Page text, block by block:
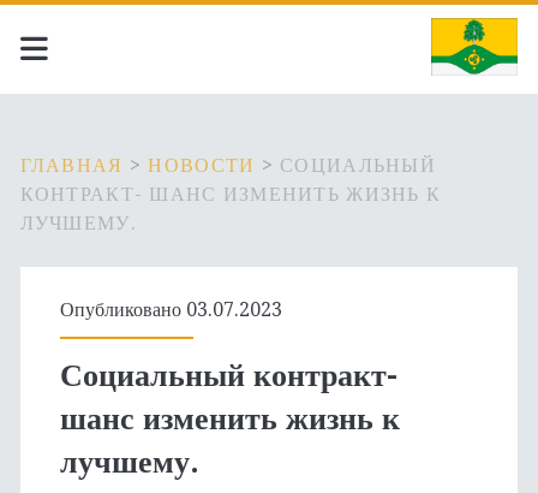
ГЛАВНАЯ >НОВОСТИ > СОЦИАЛЬНЫЙ
КОНТРАКТ- ШАНС ИЗМЕНИТЬ ЖИЗНЬ К
ЛУЧШЕМУ.
Опубликовано 03.07.2023
Социальный контракт-
шанс изменить жизнь к
лучшему.